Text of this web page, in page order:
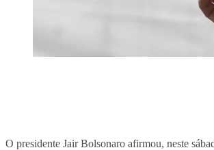
O presidente Jair Bolsonaro afirmou, neste